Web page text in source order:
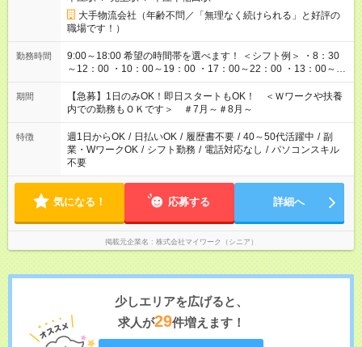
大手物流会社（年齢不問／「無理なく続けられる」と好評の
職場です！）
勤務時間
9:00～18:00 希望の時間帯を選べます！ ＜シフト例＞ ・8：30
～12：00 ・10：00～19：00 ・17：00～22：00 ・13：00～
22：00 ・22：00～翌6：00 など
期間
【急募】1日のみOK！即日スタートもOK！ ＜Ｗワークや扶養
内での勤務もＯＫです＞ ＃7月～＃8月～
特徴 週1日からOK / 日払いOK / 履歴書不要 / 40～50代活躍中 / 副
業・WワークOK / シフト勤務 / 電話対応なし / パソコンスキル
不要
気になる！ 応募する 詳細へ
掲載元企業名 株式会社マイワーク（シニア）
少しエリアを広げると、
求人が29件増えます！